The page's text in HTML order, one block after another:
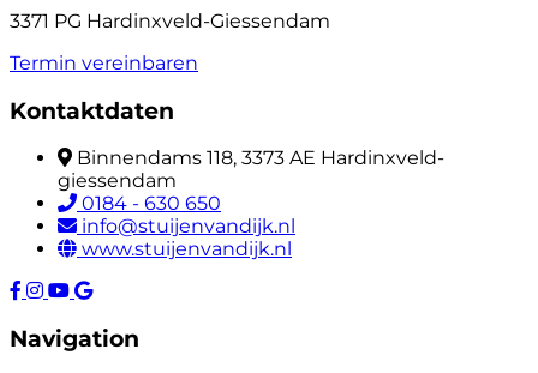
3371 PG Hardinxveld-Giessendam
Termin vereinbaren
Kontaktdaten
Binnendams 118, 3373 AE Hardinxveld-
giessendam
0184 - 630 650
info@stuijenvandijk.nl
www.stuijenvandijk.nl
Navigation